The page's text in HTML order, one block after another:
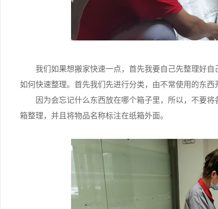
我们如果想搬家快速一点，首先我要自己先整理好自
如何快速整理。首先我们先进行分类，由不常使用的东
因为会忘记什么东西放在哪个箱子里，所以，不要将
箱整理，并且将物品名称标注在纸箱外面。